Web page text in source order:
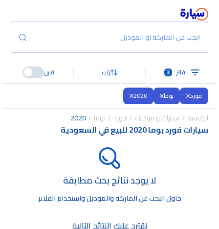
ابحث عن الماركة او الموديل
فلتر 3 رتب قارن
فورد بوما 2020
الرئيسية سيارات و مركبات فورد بوما 2020
سيارات فورد بوما 2020 للبيع في السعودية
لا يوجد نتائج بحث مطابقة
حاول البحث عن الماركة والموديل واستخدام الفلاتر
نقترح عليك النتائج التالية